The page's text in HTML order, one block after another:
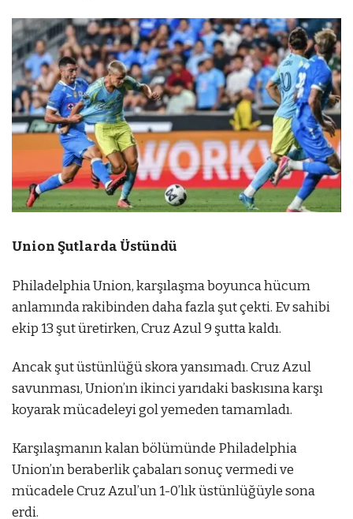
Union Şutlarda Üstündü
Philadelphia Union, karşılaşma boyunca hücum
anlamında rakibinden daha fazla şut çekti. Ev sahibi
ekip 13 şut üretirken, Cruz Azul 9 şutta kaldı.
Ancak şut üstünlüğü skora yansımadı. Cruz Azul
savunması, Union’ın ikinci yarıdaki baskısına karşı
koyarak mücadeleyi gol yemeden tamamladı.
Karşılaşmanın kalan bölümünde Philadelphia
Union’ın beraberlik çabaları sonuç vermedi ve
mücadele Cruz Azul’un 1-0’lık üstünlüğüyle sona
erdi.